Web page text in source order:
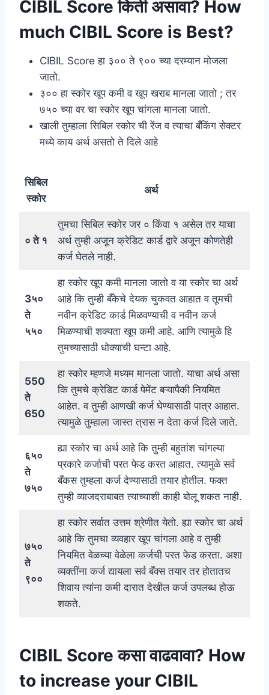
CIBIL Score किती असावा? How
much CIBIL Score is Best?
CIBIL Score हा ३०० ते ९०० च्या दरम्यान मोजला
जातो.
३०० हा स्कोर खूप कमी व खूप खराब मानला जातो ; तर
७५० च्या वर चा स्कोर खूप चांगला मानला जातो.
खाली तुम्हाला सिबिल स्कोर ची रेंज व त्याचा बँकिंग सेक्टर
मध्ये काय अर्थ असतो ते दिले आहे
सिबिल
स्कोर
अर्थ
० ते १
तुमचा सिबिल स्कोर जर ० किंवा १ असेल तर याचा
अर्थ तुम्ही अजून क्रेडिट कार्ड द्वारे अजून कोणतेही
कर्ज घेतले नाही.
3५०
ते
५५०
हा स्कोर खूप कमी मानला जातो व या स्कोर चा अर्थ
आहे कि तुम्ही बँकेचे देयक चुकवत आहात व तूमची
नवीन क्रेडिट कार्ड मिळवण्याची व नवीन कर्ज
मिळण्याची शक्यता खूप कमी आहे. आणि त्यामुळे हि
तुमच्यासाठी धोक्याची घन्टा आहे.
550
ते
650
हा स्कोर म्हणजे मध्यम मानला जातो. याचा अर्थ असा
कि तुमचे क्रेडिट कार्ड पेमेंट बऱ्यापैकी नियमित
आहेत. व तुम्ही आणखी कर्ज घेण्यासाठी पात्र आहात.
त्यामुळे तुम्हाला जास्त त्रास न देता कर्ज दिले जाते.
६५०
ते
७५०
ह्या स्कोर चा अर्थ आहे कि तुम्ही बहुतांश चांगल्या
प्रकारे कर्जाची परत फेड करत आहात. त्यामुळे सर्व
बँकस तुम्हला कर्ज देण्यासाठी तयार होतील. फक्त
तुम्ही व्याजदराबाबत त्याच्याशी काही बोलू शकत नाही.
७५०
ते
९००
हा स्कोर सर्वात उत्तम श्रेणीत येतो. ह्या स्कोर चा अर्थ
आहे कि तुमचा व्यवहार खूप चांगला आहे व तुम्ही
नियमित वेळच्या वेळेला कर्जची परत फेड करता. अशा
व्यक्तींना कर्ज द्यायला सर्व बॅंक्स तयार तर होतातच
शिवाय त्यांना कमी दारात देखील कर्ज उपलब्ध होऊ
शकते.
CIBIL Score कसा वाढवावा? How
to increase your CIBIL